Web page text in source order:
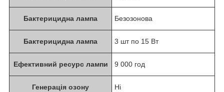
Бактерицидна лампа Безозонова
Бактерицидна лампа 3 шт по 15 Вт
Ефективний ресурс лампи 9 000 год
Генерація озону Ні